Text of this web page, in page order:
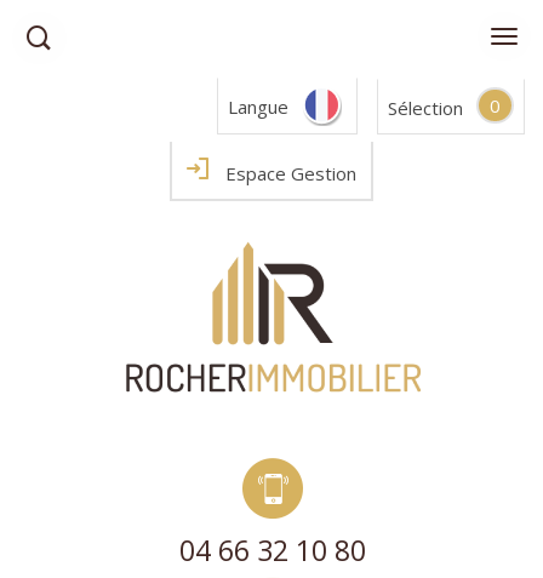
Langue Sélection 0
Espace Gestion
04 66 32 10 80